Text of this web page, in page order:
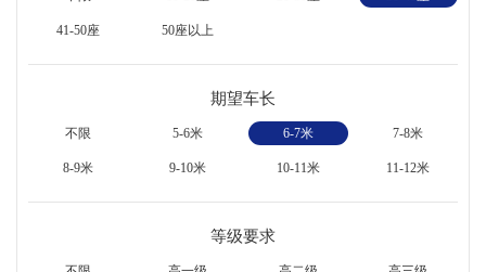
41-50座 50座以上
期望车长
不限 5-6米 6-7米 7-8米
8-9米 9-10米 10-11米 11-12米
等级要求